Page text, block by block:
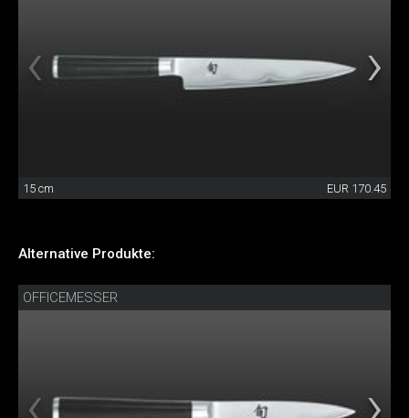
15 cm EUR 170.45
Alternative Produkte:
OFFICEMESSER